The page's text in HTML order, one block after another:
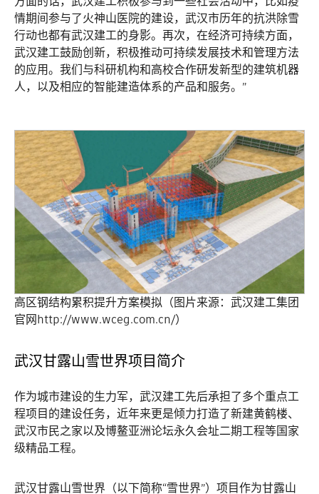
情期间参与了火神山医院的建设，武汉市历年的抗洪除雪
行动也都有武汉建工的身影。再次，在经济可持续方面，
武汉建工鼓励创新，积极推动可持续发展技术和管理方法
的应用。我们与科研机构和高校合作研发新型的建筑机器
人，以及相应的智能建造体系的产品和服务。”
高区钢结构累积提升方案模拟（图片来源：武汉建工集团
官网http://www.wceg.com.cn/）
武汉甘露山雪世界项目简介
作为城市建设的生力军，武汉建工先后承担了多个重点工
程项目的建设任务，近年来更是倾力打造了新建黄鹤楼、
武汉市民之家以及博鳌亚洲论坛永久会址二期工程等国家
级精品工程。
武汉甘露山雪世界（以下简称“雪世界”）项目作为甘露山